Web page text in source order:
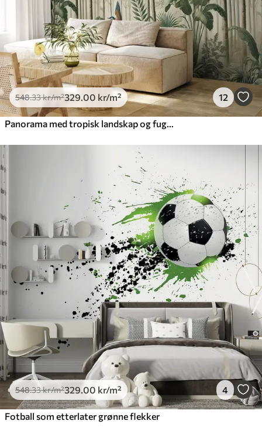
548.33kr/m²329 .00 kr/m² 12
548.33kr/m²329 .00 kr/m² 4
Fotball som etterlater grønne flekker